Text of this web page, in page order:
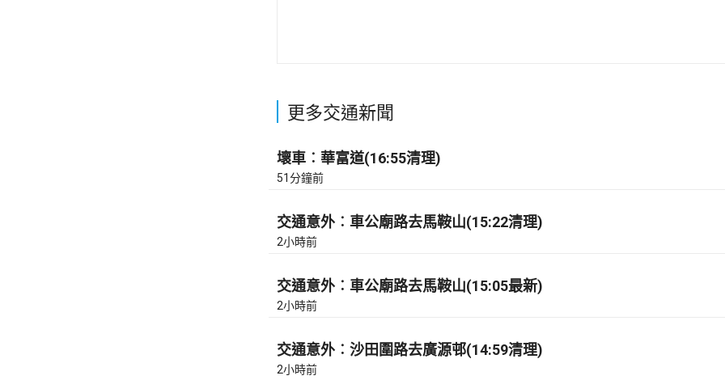
更多交通新聞
壞車︰華富道(16:55清理)
51分鐘前
交通意外︰車公廟路去馬鞍山(15:22清理)
2小時前
交通意外︰車公廟路去馬鞍山(15:05最新)
2小時前
交通意外︰沙田圍路去廣源邨(14:59清理)
2小時前